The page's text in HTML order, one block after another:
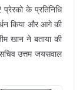
के प्रतिनिधि
किया और आगे की
खान ने बताया की
उत्तम जयसवाल